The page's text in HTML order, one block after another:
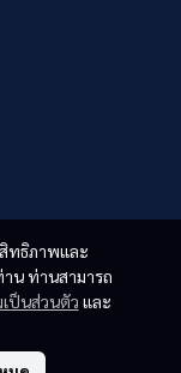
ทธิภาพและ
น ท่านสามารถ
ป็นส่วนตัว และ